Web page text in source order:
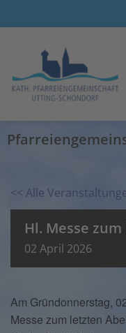
<< Alle
Hl. Messe
02 April 2026
Am Gründonnerstag,
Messe zum letzten